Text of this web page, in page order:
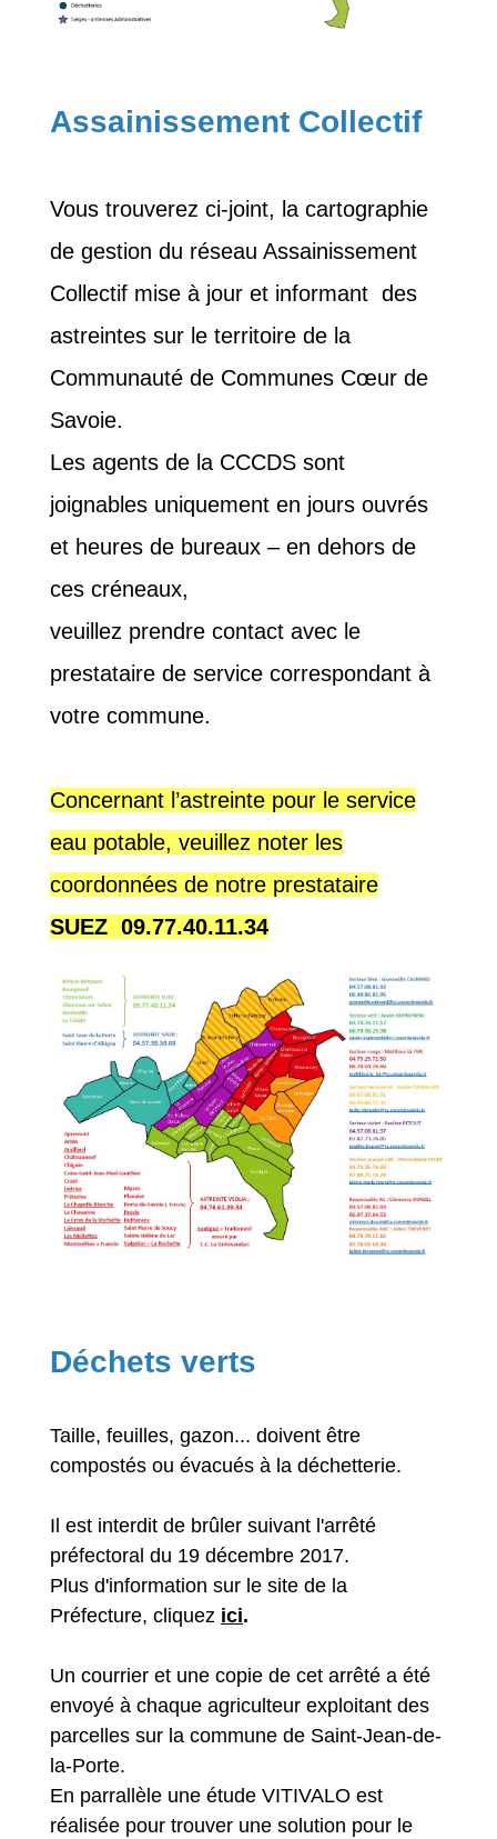
Assainissement Collectif
Vous trouverez ci-joint, la cartographie
de gestion du réseau Assainissement
Collectif mise à jour et informant des
astreintes sur le territoire de la
Communauté de Communes Cœur de
Savoie.
Les agents de la CCCDS sont
joignables uniquement en jours ouvrés
et heures de bureaux – en dehors de
ces créneaux,
veuillez prendre contact avec le
prestataire de service correspondant à
votre commune.
Concernant l’astreinte pour le service
eau potable, veuillez noter les
coordonnées de notre prestataire
SUEZ 09.77.40.11.34
Déchets verts
Taille, feuilles, gazon... doivent être
compostés ou évacués à la déchetterie.
Il est interdit de brûler suivant l'arrêté
préfectoral du 19 décembre 2017.
Plus d'information sur le site de la
Préfecture, cliquez ici.
Un courrier et une copie de cet arrêté a été
envoyé à chaque agriculteur exploitant des
parcelles sur la commune de Saint-Jean-de-
la-Porte.
En parrallèle une étude VITIVALO est
réalisée pour trouver une solution pour le